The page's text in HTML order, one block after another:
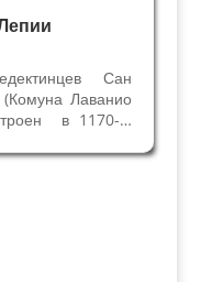
Сан
Лаванио
в 1170-х
монастыря,